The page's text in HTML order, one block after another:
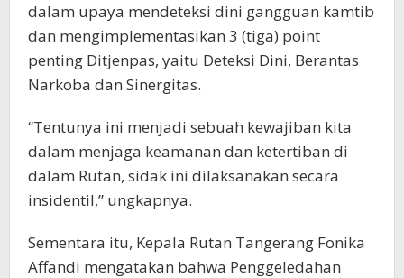
dalam upaya mendeteksi dini gangguan kamtib
dan mengimplementasikan 3 (tiga) point
penting Ditjenpas, yaitu Deteksi Dini, Berantas
Narkoba dan Sinergitas.
“Tentunya ini menjadi sebuah kewajiban kita
dalam menjaga keamanan dan ketertiban di
dalam Rutan, sidak ini dilaksanakan secara
insidentil,” ungkapnya.
Sementara itu, Kepala Rutan Tangerang Fonika
Affandi mengatakan bahwa Penggeledahan